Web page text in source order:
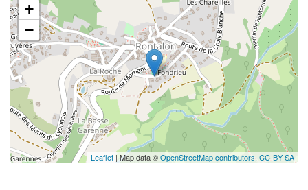
+
−
Leaflet | Map data ©OpenStreetMap contributors, CC-BY-SA